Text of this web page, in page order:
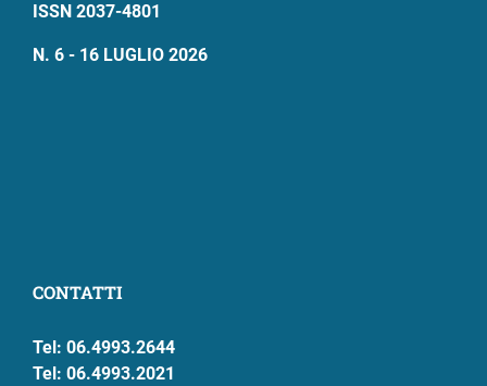
ISSN 2037-4801
N. 6 - 16 LUGLIO 2026
CONTATTI
Tel: 06.4993.2644
Tel: 06.4993.2021